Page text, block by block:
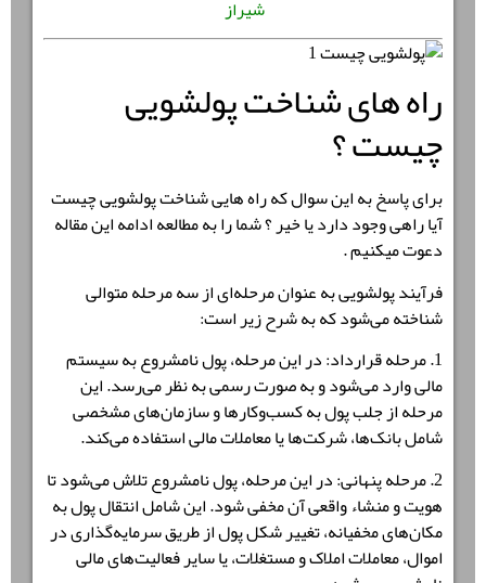
شیراز
راه های شناخت پولشویی
چیست ؟
برای پاسخ به این سوال که راه هایی شناخت پولشویی چیست
آیا راهی وجود دارد یا خیر ؟ شما را به مطالعه ادامه این مقاله
دعوت میکنیم .
فرآیند پولشویی به عنوان مرحله‌ای از سه مرحله متوالی
شناخته می‌شود که به شرح زیر است:
1. مرحله قرارداد: در این مرحله، پول نامشروع به سیستم
مالی وارد می‌شود و به صورت رسمی به نظر می‌رسد. این
مرحله از جلب پول به کسب‌وکارها و سازمان‌های مشخصی
شامل بانک‌ها، شرکت‌ها یا معاملات مالی استفاده می‌کند.
2. مرحله پنهانی: در این مرحله، پول نامشروع تلاش می‌شود تا
هویت و منشاء واقعی آن مخفی شود. این شامل انتقال پول به
مکان‌های مخفیانه، تغییر شکل پول از طریق سرمایه‌گذاری در
اموال، معاملات املاک و مستغلات، یا سایر فعالیت‌های مالی